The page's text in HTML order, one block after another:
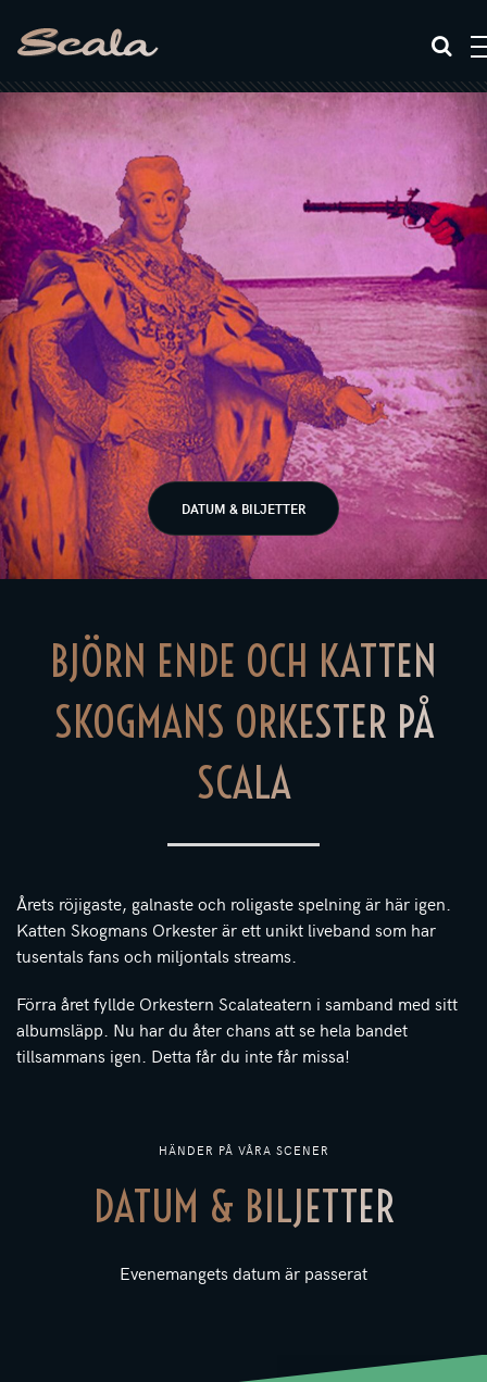
DATUM & BILJETTER
HÄNDER PÅ VÅRA SCENER
DATUM & BILJETTER
Evenemangets datum är passerat
BJÖRN ENDE OCH KATTEN
SKOGMANS ORKESTER PÅ
SCALA
Årets röjigaste, galnaste och roligaste spelning är här igen.
Katten Skogmans Orkester är ett unikt liveband som har
tusentals fans och miljontals streams.
Förra året fyllde Orkestern Scalateatern i samband med sitt
albumsläpp. Nu har du åter chans att se hela bandet
tillsammans igen. Detta får du inte får missa!